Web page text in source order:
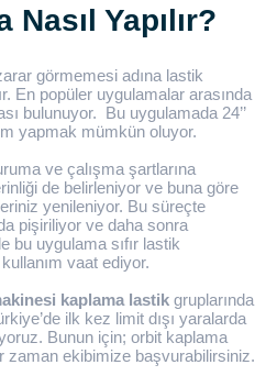
Yapılır?
görmemesi adına lastik
En popüler uygulamalar arasında
bulunuyor. Bu uygulamada 24’’
yapmak mümkün oluyor.
ve çalışma şartlarına
de belirleniyor ve buna göre
yenileniyor. Bu süreçte
pişiriliyor ve daha sonra
bu uygulama sıfır lastik
vaat ediyor.
kaplama lastik gruplarında
ilk kez limit dışı yaralarda
Bunun için; orbit kaplama
zaman ekibimize başvurabilirsiniz.